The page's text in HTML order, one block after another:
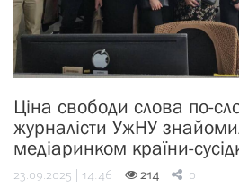
Ціна свободи слова по-
журналісти УжНУ
медіаринком країни-
23.09.2025 | 14:46 214 0